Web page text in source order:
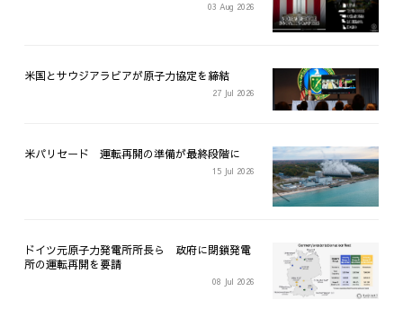
03 Aug 2026
米国とサウジアラビアが原子力協定を締結
27 Jul 2026
米パリセード 運転再開の準備が最終段階に
15 Jul 2026
ドイツ元原子力発電所所長ら 政府に閉鎖発電
所の運転再開を要請
08 Jul 2026